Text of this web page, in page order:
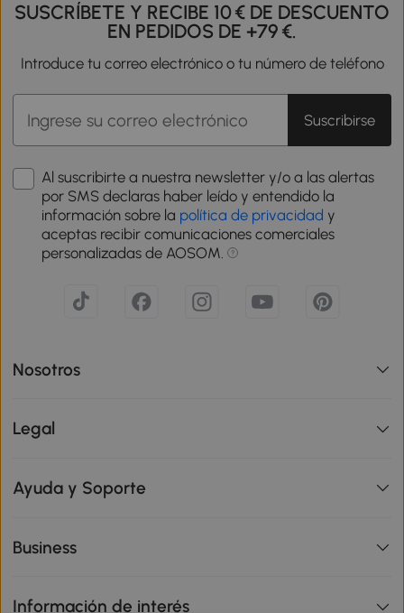
SUSCRÍBETE Y RECIBE 10 € DE DESCUENTO
EN PEDIDOS DE +79 €.
Introduce tu correo electrónico o tu número de teléfono
Suscribirse
Al suscribirte a nuestra newsletter y/o a las alertas
por SMS declaras haber leído y entendido la
información sobre la política de privacidad y
aceptas recibir comunicaciones comerciales
personalizadas de AOSOM.
Nosotros
Legal
Ayuda y Soporte
Business
Información de interés